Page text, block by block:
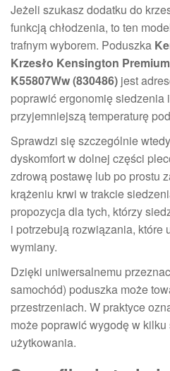
Jeżeli szukasz dodatku do
funkcją chłodzenia, to ten
trafnym wyborem. Poduszka
Krzesło Kensington
K55807Ww (830486) jest
poprawić ergonomię siedzenia
przyjemniejszą temperaturę
Sprawdzi się szczególnie
dyskomfort w dolnej części
zdrową postawę lub po prostu
krążeniu krwi w trakcie
propozycja dla tych, którzy
i potrzebują rozwiązania, które
wymiany.
Dzięki uniwersalnemu
samochód) poduszka może
przestrzeniach. W praktyce
może poprawić wygodę w
użytkowania.